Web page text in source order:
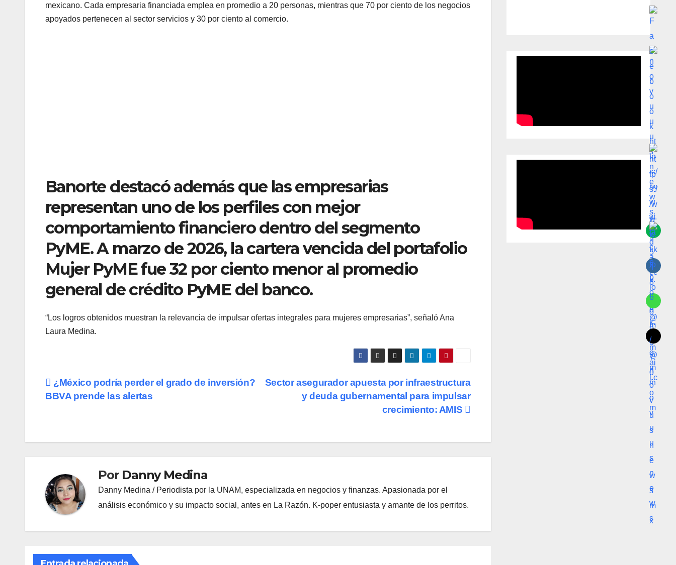
mexicano. Cada empresaria financiada emplea en promedio a 20 personas, mientras que 70 por ciento de los negocios
apoyados pertenecen al sector servicios y 30 por ciento al comercio.
Banorte destacó además que las empresarias
representan uno de los perfiles con mejor
comportamiento financiero dentro del segmento
PyME. A marzo de 2026, la cartera vencida del portafolio
Mujer PyME fue 32 por ciento menor al promedio
general de crédito PyME del banco.
“Los logros obtenidos muestran la relevancia de impulsar ofertas integrales para mujeres empresarias”, señaló Ana
Laura Medina.
Navegación
Sector asegurador apuesta por infraestructura
y deuda gubernamental para impulsar
crecimiento: AMIS
¿México podría perder el grado de inversión?
BBVA prende las alertas
Por Danny Medina
Danny Medina / Periodista por la UNAM, especializada en negocios y finanzas. Apasionada por el
análisis económico y su impacto social, antes en La Razón. K-poper entusiasta y amante de los perritos.